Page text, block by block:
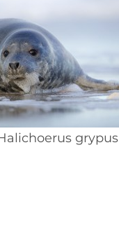
grypus